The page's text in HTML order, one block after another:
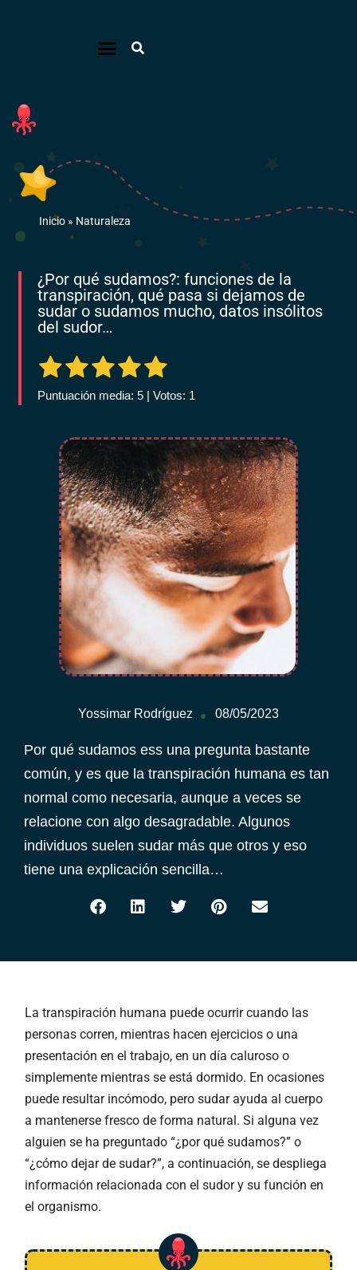
Inicio » Naturaleza
¿Por qué sudamos?: funciones de la
transpiración, qué pasa si dejamos de
sudar o sudamos mucho, datos insólitos
del sudor…
Puntuación media: 5 | Votos: 1
Yossimar Rodríguez 08/05/2023
Por qué sudamos ess una pregunta bastante
común, y es que la transpiración humana es tan
normal como necesaria, aunque a veces se
relacione con algo desagradable. Algunos
individuos suelen sudar más que otros y eso
tiene una explicación sencilla…
La transpiración humana puede ocurrir cuando las
personas corren, mientras hacen ejercicios o una
presentación en el trabajo, en un día caluroso o
simplemente mientras se está dormido. En ocasiones
puede resultar incómodo, pero sudar ayuda al cuerpo
a mantenerse fresco de forma natural. Si alguna vez
alguien se ha preguntado “¿por qué sudamos?” o
“¿cómo dejar de sudar?”, a continuación, se despliega
información relacionada con el sudor y su función en
el organismo.